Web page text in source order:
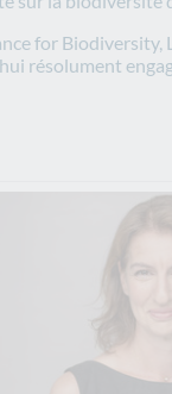
for
résolument